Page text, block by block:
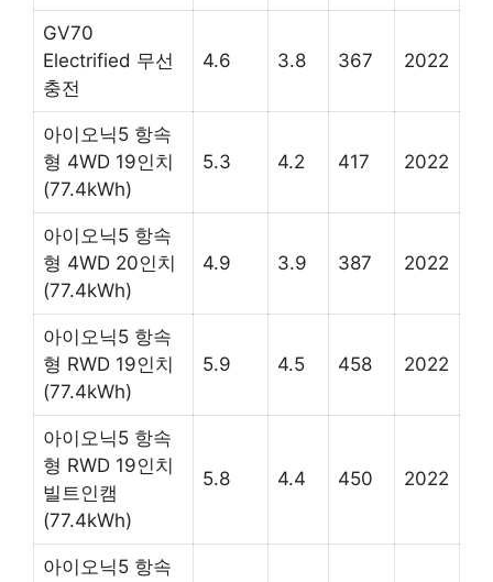
GV70
Electrified 무선
충전
4.6 3.8 367 2022
아이오닉5 항속
형 4WD 19인치
(77.4kWh)
5.3 4.2 417 2022
아이오닉5 항속
형 4WD 20인치
(77.4kWh)
4.9 3.9 387 2022
아이오닉5 항속
형 RWD 19인치
(77.4kWh)
5.9 4.5 458 2022
아이오닉5 항속
형 RWD 19인치
빌트인캠
(77.4kWh)
5.8 4.4 450 2022
아이오닉5 항속